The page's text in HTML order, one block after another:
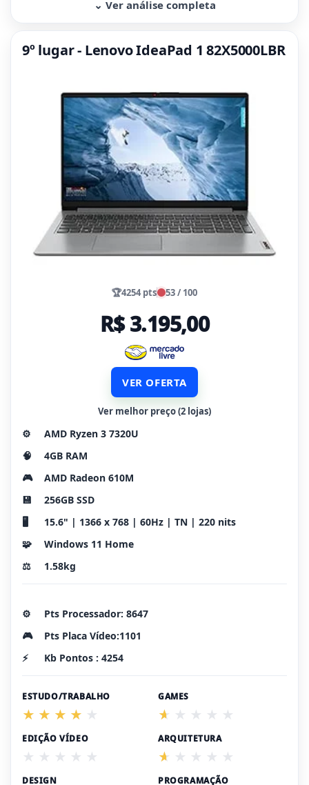
⌄ Ver análise completa
9º lugar - Lenovo IdeaPad 1 82X5000LBR
🏆4254 pts 53 / 100
R$ 3.195,00
VER OFERTA
Ver melhor preço (2 lojas)
⚙️
AMD Ryzen 3 7320U
🧠
4GB RAM
🎮
AMD Radeon 610M
💾
256GB SSD
🖥️
15.6" | 1366 x 768 | 60Hz | TN | 220 nits
🧩
Windows 11 Home
⚖️
1.58kg
⚙️
Pts Processador: 8647
🎮
Pts Placa Vídeo:1101
⚡
Kb Pontos : 4254
ESTUDO/TRABALHO GAMES
EDIÇÃO VÍDEO ARQUITETURA
DESIGN PROGRAMAÇÃO